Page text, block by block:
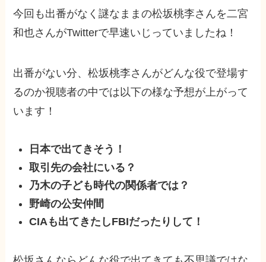
今回も出番がなく謎なままの松坂桃李さんを二宮
和也さんがTwitterで早速いじっていましたね！
出番がない分、松坂桃李さんがどんな役で登場す
るのか視聴者の中では以下の様な予想が上がって
います！
日本で出てきそう！
取引先の会社にいる？
乃木の子ども時代の関係者では？
野崎の公安仲間
CIAも出てきたしFBIだったりして！